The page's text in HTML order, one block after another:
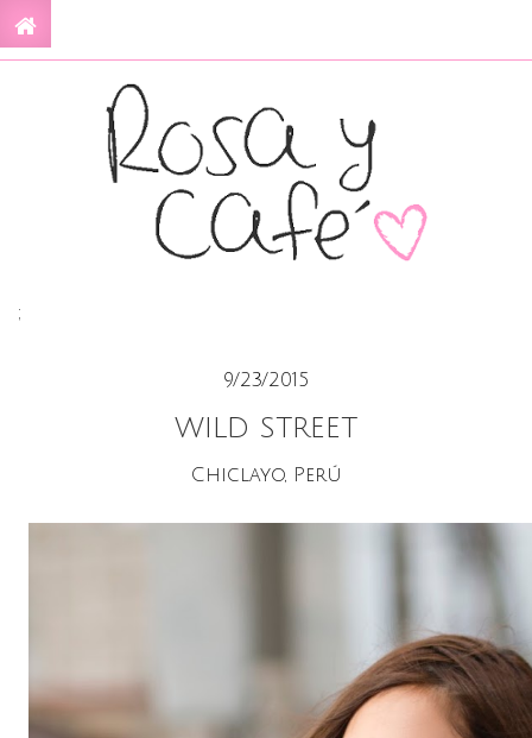
;
9/23/2015
WILD STREET
Chiclayo, Perú